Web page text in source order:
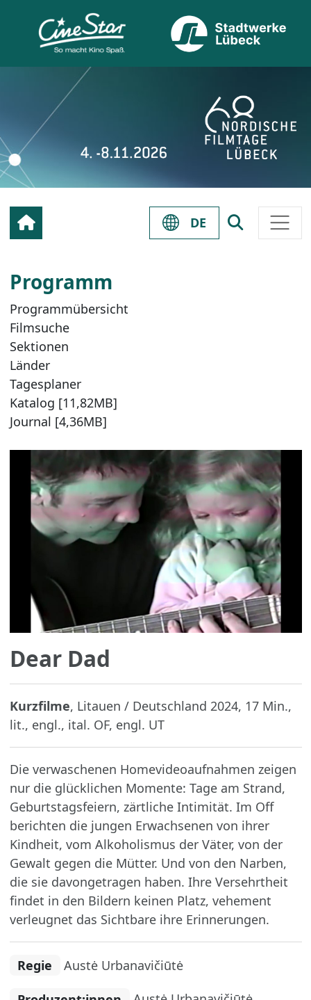
DE
Programm
Programmübersicht
Filmsuche
Sektionen
Länder
Tagesplaner
Katalog [11,82MB]
Journal [4,36MB]
Dear Dad
Kurzfilme, Litauen / Deutschland 2024, 17 Min.,
lit., engl., ital. OF, engl. UT
Die verwaschenen Homevideoaufnahmen zeigen
nur die glücklichen Momente: Tage am Strand,
Geburtstagsfeiern, zärtliche Intimität. Im Off
berichten die jungen Erwachsenen von ihrer
Kindheit, vom Alkoholismus der Väter, von der
Gewalt gegen die Mütter. Und von den Narben,
die sie davongetragen haben. Ihre Versehrtheit
findet in den Bildern keinen Platz, vehement
verleugnet das Sichtbare ihre Erinnerungen.
Regie Austė Urbanavičiūtė